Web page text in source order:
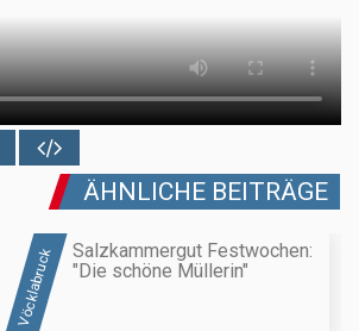
ÄHNLICHE BEITRÄGE
Vöcklabruck
Salzkammergut Festwochen:
"Die schöne Müllerin"